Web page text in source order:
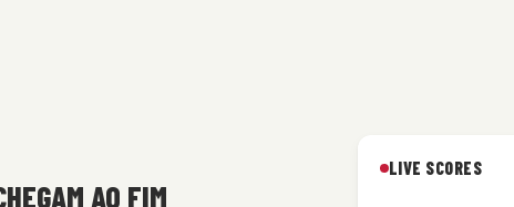
AO FIM
LIVE SCORES